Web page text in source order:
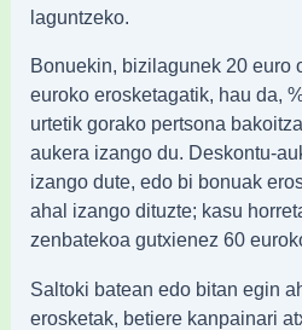
laguntzeko.
Bonuekin, bizilagunek 20 euro
euroko erosketagatik, hau da,
urtetik gorako pertsona
aukera izango du. Deskontu-
izango dute, edo bi bonuak
ahal izango dituzte; kasu
zenbatekoa gutxienez 60
Saltoki batean edo bitan egin
erosketak, betiere kanpainari